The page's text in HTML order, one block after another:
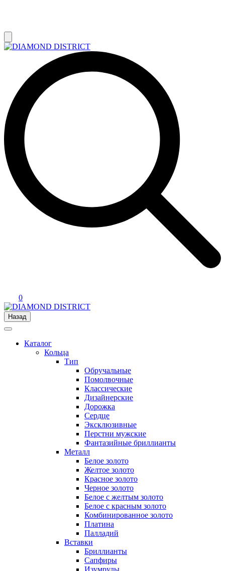
0
Назад
Каталог
Кольца
Тип
Обручальные
Помолвочные
Классические
Дизайнерские
Дорожка
Сердце
Эксклюзивные
Перстни мужские
Фантазийные бриллианты
Металл
Белое золото
Желтое золото
Красное золото
Черное золото
Белое с желтым золото
Белое с красным золото
Комбинированное золото
Платина
Палладий
Вставки
Бриллианты
Сапфиры
Изумруды